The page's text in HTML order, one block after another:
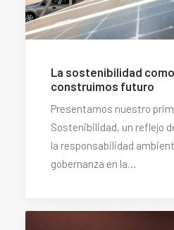
La sostenibilidad
construimos futuro
Presentamos nuestro
Sostenibilidad, un reflejo
la responsabilidad
gobernanza en la…